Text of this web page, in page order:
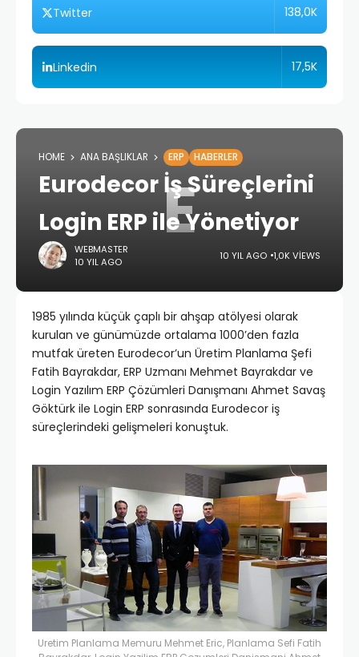
Twitter 138,0K
Linkedin 17,5K
E
HOME ANA BAŞLIKLAR ERP HABERLER
Eurodecor İş Süreçlerini
Login ERP ile Yönetiyor
WEBMASTER
10 YIL AGO
10 YIL AGO 1,0K VIEWS
1985 yılında küçük çaplı bir ahşap atölyesi olarak
kurulan ve günümüzde ortalama 1000’den fazla
mutfak üreten Eurodecor’un Üretim Planlama Şefi
Fatih Bayrakdar, ERP Uzmanı Mehmet Bayrakdar ve
Login Yazılım ERP Çözümleri Danışmanı Ahmet Savaş
Göktürk ile Login ERP sonrasında Eurodecor iş
süreçlerindeki gelişmeleri konuştuk.
Uretim Planlama Memuru Mehmet Eric, Planlama Sefi Fatih